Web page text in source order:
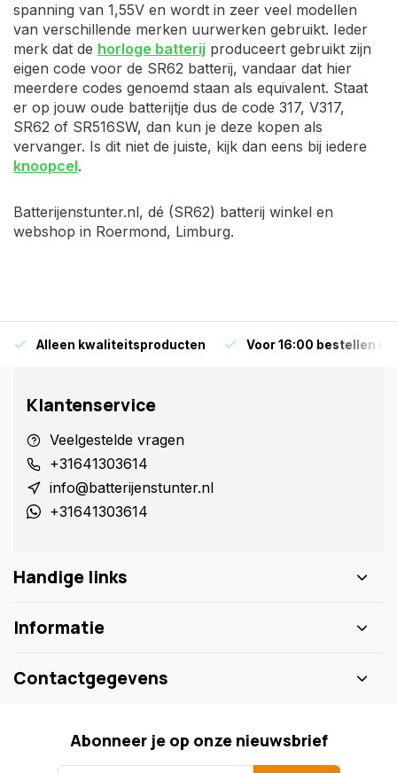
spanning van 1,55V en wordt in zeer veel modellen
van verschillende merken uurwerken gebruikt. Ieder
merk dat de horloge batterij produceert gebruikt zijn
eigen code voor de SR62 batterij, vandaar dat hier
meerdere codes genoemd staan als equivalent. Staat
er op jouw oude batterijtje dus de code 317, V317,
SR62 of SR516SW, dan kun je deze kopen als
vervanger. Is dit niet de juiste, kijk dan eens bij iedere
knoopcel.
Batterijenstunter.nl, dé (SR62) batterij winkel en
webshop in Roermond, Limburg.
Alleen kwaliteitsproducten Voor 16:00 bestellen is
Klantenservice
Veelgestelde vragen
+31641303614
info@batterijenstunter.nl
+31641303614
Handige links
Informatie
Contactgegevens
Abonneer je op onze nieuwsbrief